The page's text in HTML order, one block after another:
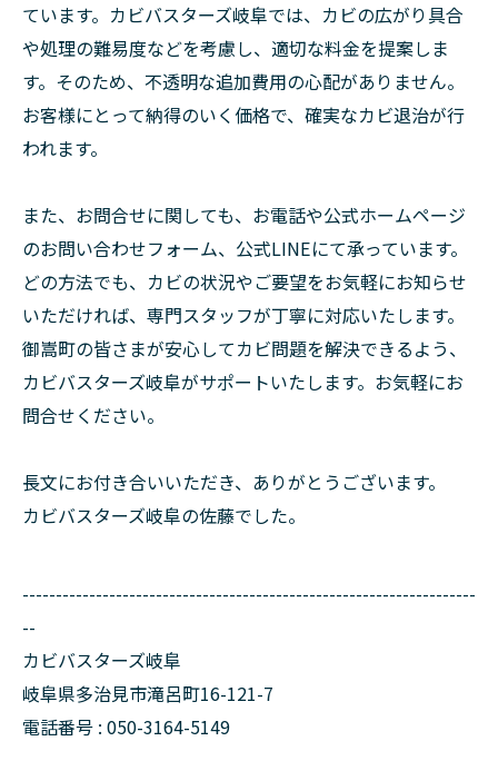
ています。カビバスターズ岐阜では、カビの広がり具合
や処理の難易度などを考慮し、適切な料金を提案しま
す。そのため、不透明な追加費用の心配がありません。
お客様にとって納得のいく価格で、確実なカビ退治が行
われます。
また、お問合せに関しても、お電話や公式ホームページ
のお問い合わせフォーム、公式LINEにて承っています。
どの方法でも、カビの状況やご要望をお気軽にお知らせ
いただければ、専門スタッフが丁寧に対応いたします。
御嵩町の皆さまが安心してカビ問題を解決できるよう、
カビバスターズ岐阜がサポートいたします。お気軽にお
問合せください。
長文にお付き合いいただき、ありがとうございます。
カビバスターズ岐阜の佐藤でした。
--------------------------------------------------------------------
--
カビバスターズ岐阜
岐阜県多治見市滝呂町16-121-7
電話番号 : 050-3164-5149